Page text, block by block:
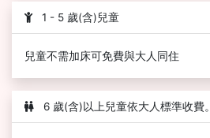
1 - 5 歲(含)兒童
兒童不需加床可免費與大人同住
6 歲(含)以上兒童依大人標準收費。